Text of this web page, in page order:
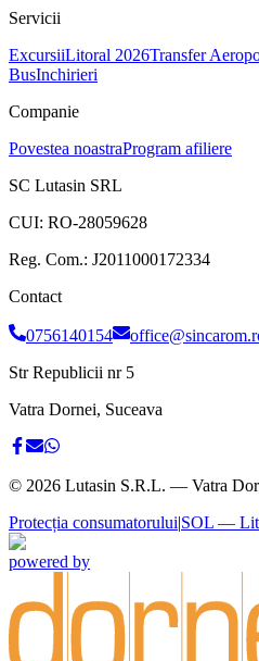
Servicii
ExcursiiLitoral 2026Transfer
BusInchirieri
Companie
Povestea noastraProgram afiliere
SC Lutasin SRL
CUI: RO-28059628
Reg. Com.: J2011000172334
Contact
0756140154
Str Republicii nr 5
Vatra Dornei, Suceava
© 2026 Lutasin S.R.L. — Vatra
Protecția consumatorului|SOL —
powered by